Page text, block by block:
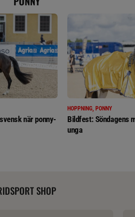
när ponny-
HOPPNING, PONNY
Bildfest: Söndagens
unga
SHOP